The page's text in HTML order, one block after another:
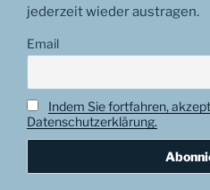
jederzeit wieder austragen.
Email
Indem Sie fortfahren,
Datenschutzerklärung.